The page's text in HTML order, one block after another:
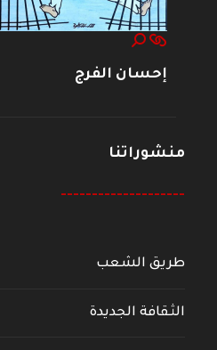
إحسان الفرج
منشوراتنا
--------------------
طريق الشعب
الثقافة الجديدة